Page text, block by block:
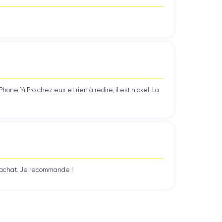
avoir à le brancher sur un chargeur.
qui garantit des performances optimales pour
14 Pro chez eux et rien à redire, il est nickel. La
Je recommande !